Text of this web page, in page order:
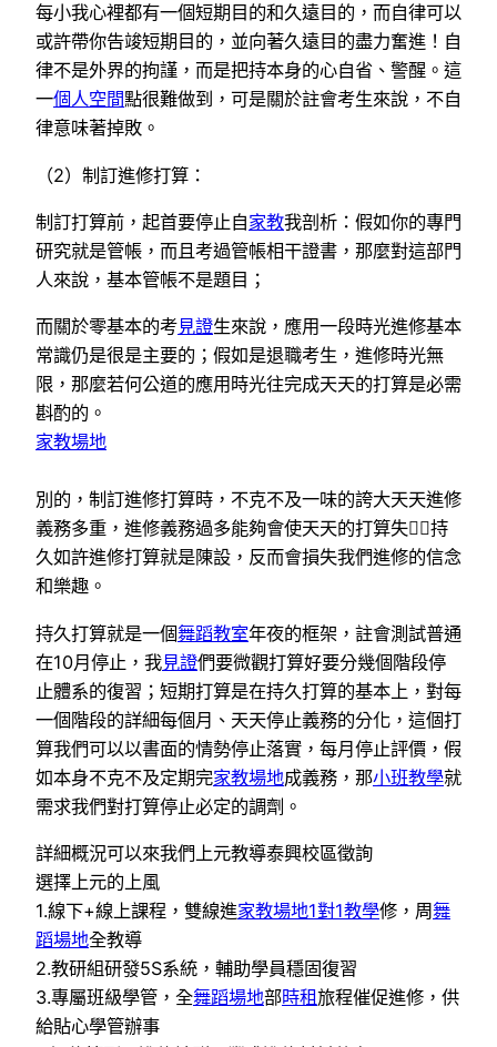
每小我心裡都有一個短期目的和久遠目的，而自律可以
或許帶你告竣短期目的，並向著久遠目的盡力奮進！自
律不是外界的拘謹，而是把持本身的心自省、警醒。這
一個人空間點很難做到，可是關於註會考生來說，不自
律意味著掉敗。
（2）制訂進修打算：
制訂打算前，起首要停止自家教我剖析：假如你的專門
研究就是管帳，而且考過管帳相干證書，那麼對這部門
人來說，基本管帳不是題目；
而關於零基本的考見證生來說，應用一段時光進修基本
常識仍是很是主要的；假如是退職考生，進修時光無
限，那麼若何公道的應用時光往完成天天的打算是必需
斟酌的。
家教場地
別的，制訂進修打算時，不克不及一味的誇大天天進修
義務多重，進修義務過多能夠會使天天的打算失，持
久如許進修打算就是陳設，反而會損失我們進修的信念
和樂趣。
持久打算就是一個舞蹈教室年夜的框架，註會測試普通
在10月停止，我見證們要微觀打算好要分幾個階段停
止體系的復習；短期打算是在持久打算的基本上，對每
一個階段的詳細每個月、天天停止義務的分化，這個打
算我們可以以書面的情勢停止落實，每月停止評價，假
如本身不克不及定期完家教場地成義務，那小班教學就
需求我們對打算停止必定的調劑。
詳細概況可以來我們上元教導泰興校區徵詢
選擇上元的上風
1.線下+線上課程，雙線進家教場地1對1教學修，周舞
蹈場地全教導
2.教研組研發5S系統，輔助學員穩固復習
3.專屬班級學管，全舞蹈場地部時租旅程催促進修，供
給貼心學管辦事